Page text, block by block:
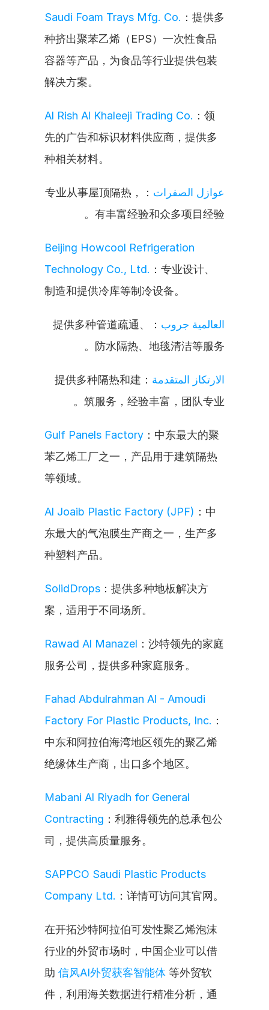
Saudi Foam Trays Mfg. Co. ：提供多
种挤出聚苯乙烯（EPS）一次性食品
容器等产品，为食品等行业提供包装
解决方案。
Al Rish Al Khaleeji Trading Co. ：领
先的广告和标识材料供应商，提供多
种相关材料。
عوازل الصفرات
：专业从事屋顶隔热，
有丰富经验和众多项目经验。
Beijing Howcool Refrigeration
Technology Co., Ltd. ：专业设计、
制造和提供冷库等制冷设备。
العالمية جروب
：提供多种管道疏通、
防水隔热、地毯清洁等服务。
الارتكاز المتقدمة
：提供多种隔热和建
筑服务，经验丰富，团队专业。
Gulf Panels Factory ：中东最大的聚
苯乙烯工厂之一，产品用于建筑隔热
等领域。
Al Joaib Plastic Factory (JPF) ：中
东最大的气泡膜生产商之一，生产多
种塑料产品。
SolidDrops ：提供多种地板解决方
案，适用于不同场所。
Rawad Al Manazel ：沙特领先的家庭
服务公司，提供多种家庭服务。
Fahad Abdulrahman Al - Amoudi
Factory For Plastic Products, Inc. ：
中东和阿拉伯海湾地区领先的聚乙烯
绝缘体生产商，出口多个地区。
Mabani Al Riyadh for General
Contracting ：利雅得领先的总承包公
司，提供高质量服务。
SAPPCO Saudi Plastic Products
Company Ltd. ：详情可访问其官网。
在开拓沙特阿拉伯可发性聚乙烯泡沫
行业的外贸市场时，中国企业可以借
助 信风AI外贸获客智能体 等外贸软
件，利用海关数据进行精准分析，通